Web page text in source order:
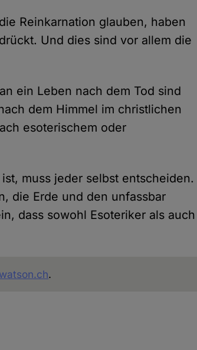
Reinkarnation glauben, haben
Und dies sind vor allem die
ein Leben nach dem Tod sind
dem Himmel im christlichen
esoterischem oder
muss jeder selbst entscheiden.
die Erde und den unfassbar
dass sowohl Esoteriker als auch
watson.ch.